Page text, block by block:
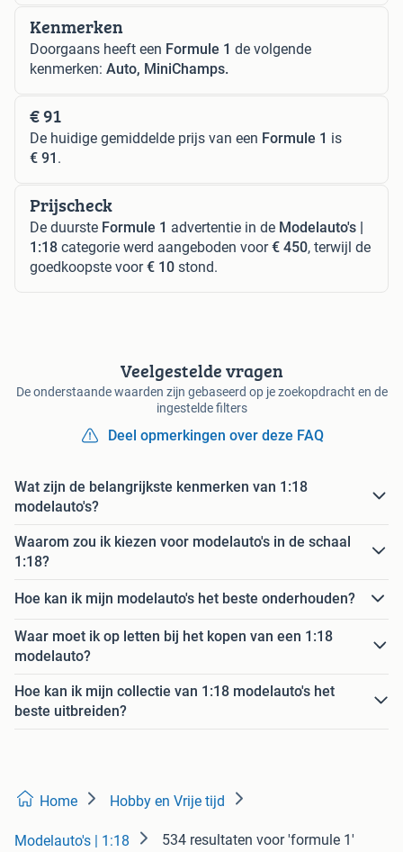
Kenmerken
Doorgaans heeft een Formule 1 de volgende
kenmerken: Auto, MiniChamps.
€ 91
De huidige gemiddelde prijs van een Formule 1 is
€ 91 .
Prijscheck
De duurste Formule 1 advertentie in de Modelauto's |
1:18 categorie werd aangeboden voor€ 450, terwijl de
goedkoopste voor€ 10 stond.
Veelgestelde vragen
De onderstaande waarden zijn gebaseerd op je zoekopdracht en de
ingestelde filters
Deel opmerkingen over deze FAQ
Wat zijn de belangrijkste kenmerken van 1:18
modelauto's?
Waarom zou ik kiezen voor modelauto's in de schaal
1:18?
Hoe kan ik mijn modelauto's het beste onderhouden?
Waar moet ik op letten bij het kopen van een 1:18
modelauto?
Hoe kan ik mijn collectie van 1:18 modelauto's het
beste uitbreiden?
Home Hobby en Vrije tijd
Modelauto's | 1:18 534 resultaten voor 'formule 1'